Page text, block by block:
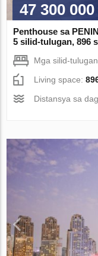
47 300
Penthouse sa
5 silid-tulugan, 896
Mga silid-
Living space:
Distansya sa